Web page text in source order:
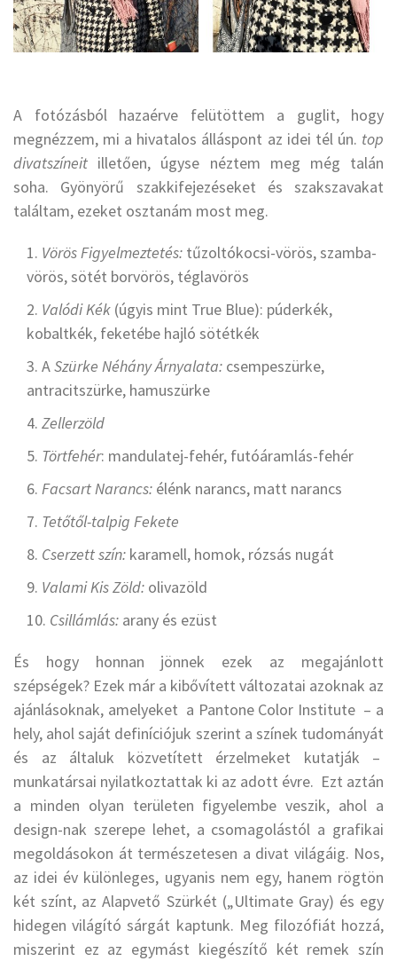
A fotózásból hazaérve felütöttem a guglit, hogy
megnézzem, mi a hivatalos álláspont az idei tél ún. top
divatszíneit illetően, úgyse néztem meg még talán
soha. Gyönyörű szakkifejezéseket és szakszavakat
találtam, ezeket osztanám most meg.
Vörös Figyelmeztetés: tűzoltókocsi-vörös, szamba-
vörös, sötét borvörös, téglavörös
Valódi Kék (úgyis mint True Blue): púderkék,
kobaltkék, feketébe hajló sötétkék
ASzürke Néhány Árnyalata: csempeszürke,
antracitszürke, hamuszürke
Zellerzöld
Törtfehér: mandulatej-fehér, futóáramlás-fehér
Facsart Narancs: élénk narancs, matt narancs
Tetőtől-talpig Fekete
Cserzett szín: karamell, homok, rózsás nugát
Valami Kis Zöld: olivazöld
Csillámlás: arany és ezüst
És hogy honnan jönnek ezek az megajánlott
szépségek? Ezek már a kibővített változatai azoknak az
ajánlásoknak, amelyeket a Pantone Color Institute – a
hely, ahol saját definíciójuk szerint a színek tudományát
és az általuk közvetített érzelmeket kutatják –
munkatársai nyilatkoztattak ki az adott évre. Ezt aztán
a minden olyan területen figyelembe veszik, ahol a
design-nak szerepe lehet, a csomagolástól a grafikai
megoldásokon át természetesen a divat világáig. Nos,
az idei év különleges, ugyanis nem egy, hanem rögtön
két színt, az Alapvető Szürkét („Ultimate Gray) és egy
hidegen világító sárgát kaptunk. Meg filozófiát hozzá,
miszerint ez az egymást kiegészítő két remek szín